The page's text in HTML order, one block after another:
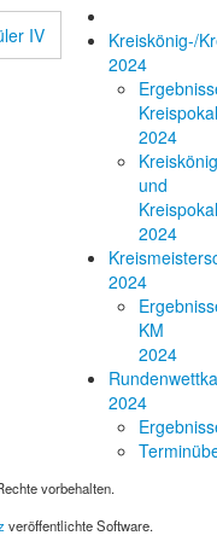
IV
Kreiskönig-/
2024
2024
und
2024
2024
KM
2024
2024
vorbehalten.
veröffentlichte Software.